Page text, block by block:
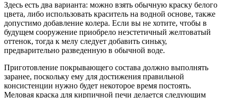
Здесь есть два варианта: можно взять обычную краску белого
цвета, либо использовать краситель на водной основе, также
допустимо добавление колера. Если вы не хотите, чтобы в
будущем сооружение приобрело неэстетичный желтоватый
оттенок, тогда к мелу следует добавить синьку,
предварительно разведенную в обычной воде.
Приготовление покрывающего состава должно выполнять
заранее, поскольку ему для достижения правильной
консистенции нужно будет некоторое время постоять.
Меловая краска для кирпичной печи делается следующим